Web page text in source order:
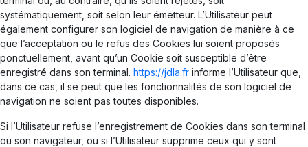
systématiquement, soit selon leur émetteur. L’Utilisateur peut
également configurer son logiciel de navigation de manière à ce
que l’acceptation ou le refus des Cookies lui soient proposés
ponctuellement, avant qu’un Cookie soit susceptible d’être
enregistré dans son terminal. https://jdla.fr informe l’Utilisateur que,
dans ce cas, il se peut que les fonctionnalités de son logiciel de
navigation ne soient pas toutes disponibles.
Si l’Utilisateur refuse l’enregistrement de Cookies dans son terminal
ou son navigateur, ou si l’Utilisateur supprime ceux qui y sont